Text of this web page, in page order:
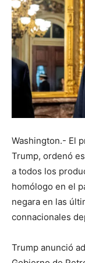
Washington.- El
Trump, ordenó
a todos los
homólogo en el
negara en las
connacionales
Trump anunció